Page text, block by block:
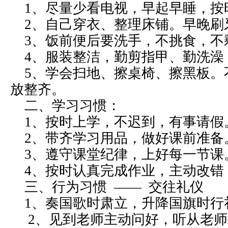
1、尽量少看电视，早起早睡，
2、自己穿衣、整理床铺。早晚
3、饭前便后要洗手，不挑食，
4、服装整洁，勤剪指甲、勤洗
5、学会扫地、擦桌椅、擦黑板
放整齐。
二、学习习惯：
1、按时上学，不迟到，有事请假
2、带齐学习用品，做好课前准
3、遵守课堂纪律，上好每一节
4、按时认真完成作业，主动改
三、行为习惯 —— 交往礼仪
1、奏国歌时肃立，升降国旗时
2、见到老师主动问好，听从老